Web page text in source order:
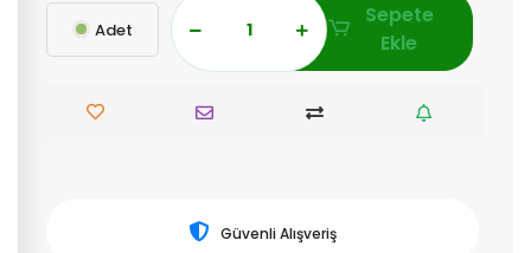
Adet
Sepete
Ekle
Güvenli Alışveriş